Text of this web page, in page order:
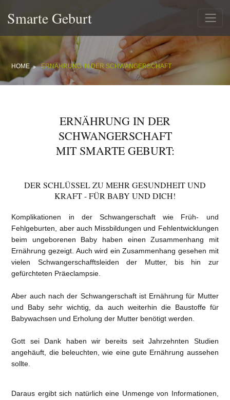
Smarte Geburt
HOME ERNÄHRUNG IN DER SCHWANGERSCHAFT
ERNÄHRUNG IN DER
SCHWANGERSCHAFT
MIT SMARTE GEBURT:
DER SCHLÜSSEL ZU MEHR GESUNDHEIT UND
KRAFT - FÜR BABY UND DICH!
Komplikationen in der Schwangerschaft wie Früh- und
Fehlgeburten, aber auch Missbildungen und Fehlentwicklungen
beim ungeborenen Baby haben einen Zusammenhang mit
Ernährung gezeigt. Auch wird ein Zusammenhang gesehen mit
vielen Schwangerschafftsleiden der Mutter, bis hin zur
gefürchteten Präeclampsie.
Aber auch nach der Schwangerschaft ist Ernährung für Mutter
und Baby sehr wichtig, da auch weiterhin die Baustoffe für
Babywachsen und Erholung der Mutter benötigt werden.
Gott sei Dank haben wir bereits seit Jahrzehnten Studien
angehäuft, die beleuchten, wie eine gute Ernährung aussehen
sollte.
Daraus ergibt sich natürlich eine Unmenge von Informationen,